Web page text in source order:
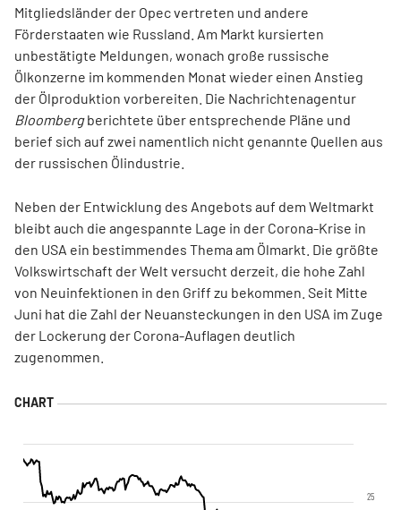
Mitgliedsländer der Opec vertreten und andere
Förderstaaten wie Russland. Am Markt kursierten
unbestätigte Meldungen, wonach große russische
Ölkonzerne im kommenden Monat wieder einen Anstieg
der Ölproduktion vorbereiten. Die Nachrichtenagentur
Bloombergberichtete über entsprechende Pläne und
berief sich auf zwei namentlich nicht genannte Quellen aus
der russischen Ölindustrie.
Neben der Entwicklung des Angebots auf dem Weltmarkt
bleibt auch die angespannte Lage in der Corona-Krise in
den USA ein bestimmendes Thema am Ölmarkt. Die größte
Volkswirtschaft der Welt versucht derzeit, die hohe Zahl
von Neuinfektionen in den Griff zu bekommen. Seit Mitte
Juni hat die Zahl der Neuansteckungen in den USA im Zuge
der Lockerung der Corona-Auflagen deutlich
zugenommen.
25